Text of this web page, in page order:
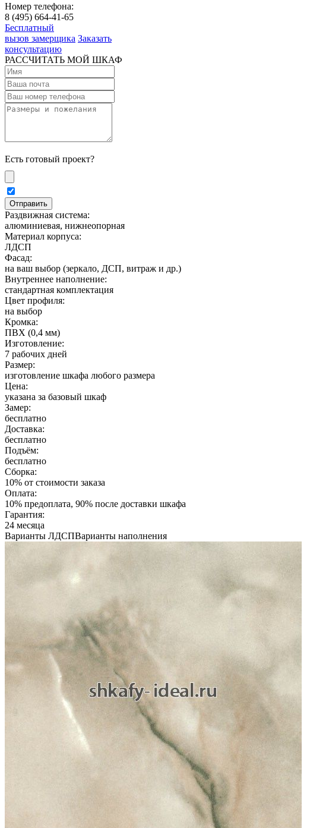
Номер телефона:
8 (495) 664-41-65
Бесплатный
вызов замерщика Заказать
консультацию
РАССЧИТАТЬ МОЙ ШКАФ
Есть готовый проект?
Раздвижная система:
алюминиевая, нижнеопорная
Материал корпуса:
ЛДСП
Фасад:
на ваш выбор (зеркало, ДСП, витраж и др.)
Внутреннее наполнение:
стандартная комплектация
Цвет профиля:
на выбор
Кромка:
ПВХ (0,4 мм)
Изготовление:
7 рабочих дней
Размер:
изготовление шкафа любого размера
Цена:
указана за базовый шкаф
Замер:
бесплатно
Доставка:
бесплатно
Подъём:
бесплатно
Сборка:
10% от стоимости заказа
Оплата:
10% предоплата, 90% после доставки шкафа
Гарантия:
24 месяца
Варианты ЛДСПВарианты наполнения